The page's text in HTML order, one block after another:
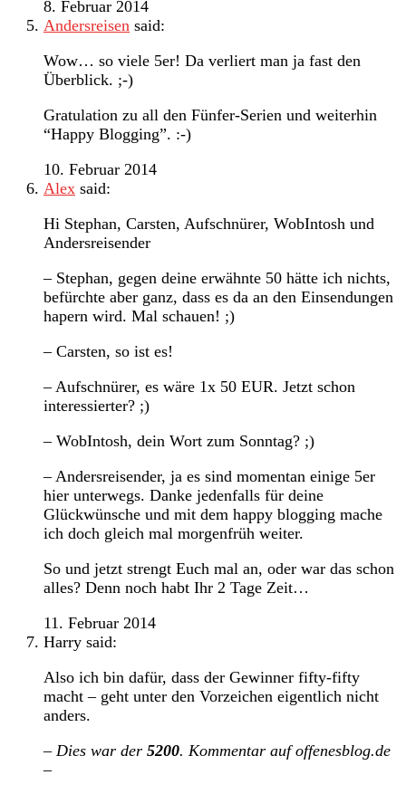
8. Februar 2014
Andersreisen said:
Wow… so viele 5er! Da verliert man ja fast den
Überblick. ;-)
Gratulation zu all den Fünfer-Serien und weiterhin
“Happy Blogging”. :-)
10. Februar 2014
Alex said:
Hi Stephan, Carsten, Aufschnürer, WobIntosh und
Andersreisender
– Stephan, gegen deine erwähnte 50 hätte ich nichts,
befürchte aber ganz, dass es da an den Einsendungen
hapern wird. Mal schauen! ;)
– Carsten, so ist es!
– Aufschnürer, es wäre 1x 50 EUR. Jetzt schon
interessierter? ;)
– WobIntosh, dein Wort zum Sonntag? ;)
– Andersreisender, ja es sind momentan einige 5er
hier unterwegs. Danke jedenfalls für deine
Glückwünsche und mit dem happy blogging mache
ich doch gleich mal morgenfrüh weiter.
So und jetzt strengt Euch mal an, oder war das schon
alles? Denn noch habt Ihr 2 Tage Zeit…
11. Februar 2014
Harry said:
Also ich bin dafür, dass der Gewinner fifty-fifty
macht – geht unter den Vorzeichen eigentlich nicht
anders.
– Dies war der 5200. Kommentar auf offenesblog.de
–